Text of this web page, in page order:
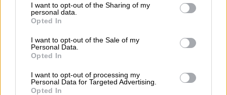
not limited to your visit or usage behaviour. You may click to
grant or deny consent to Google and its third-party tags to
use your data for below specified purposes in below Google
consent section.
I want to opt-out of the Sharing of my
personal data.
Opted In
I want to opt-out of the Sale of my
Personal Data.
Opted In
I want to opt-out of processing my
Personal Data for Targeted Advertising.
Opted In
κρούσματα της ΑΠΧ, εκτός εάν έχουν
υποβληθεί σε επεξεργασία για την
αδρανοποίηση του ιού της ΑΠΧ ή έχουν
αποθηκευτεί σε χώρους που δεν
υπάρχει δυνατότητα πρόσβασης από
αγριόχοιρους για τουλάχιστον 30
ημέρες πριν από τη σίτιση.